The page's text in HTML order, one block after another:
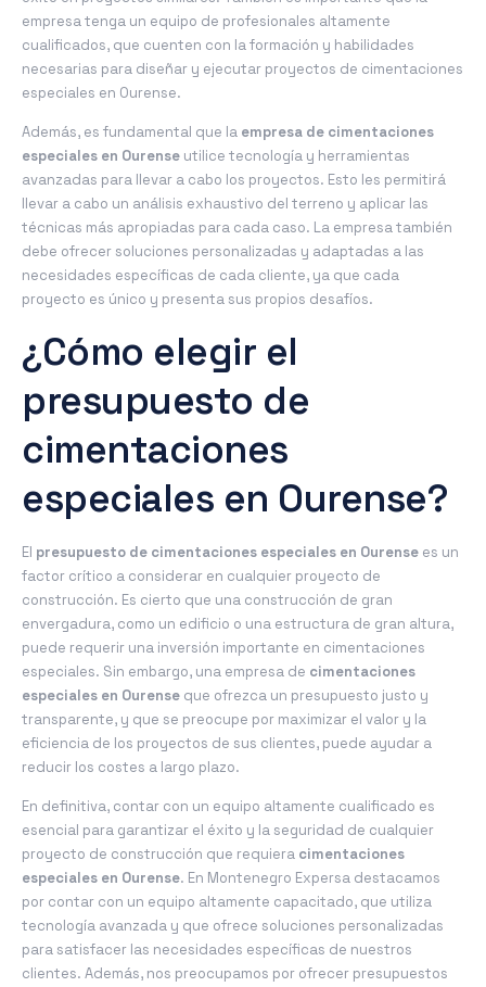
empresa tenga un equipo de profesionales altamente
cualificados, que cuenten con la formación y habilidades
necesarias para diseñar y ejecutar proyectos de cimentaciones
especiales en Ourense.
Además, es fundamental que la empresa de cimentaciones
especiales en Ourense utilice tecnología y herramientas
avanzadas para llevar a cabo los proyectos. Esto les permitirá
llevar a cabo un análisis exhaustivo del terreno y aplicar las
técnicas más apropiadas para cada caso. La empresa también
debe ofrecer soluciones personalizadas y adaptadas a las
necesidades específicas de cada cliente, ya que cada
proyecto es único y presenta sus propios desafíos.
¿Cómo elegir el
presupuesto de
cimentaciones
especiales en Ourense?
El presupuesto de cimentaciones especiales en Ourense es un
factor crítico a considerar en cualquier proyecto de
construcción. Es cierto que una construcción de gran
envergadura, como un edificio o una estructura de gran altura,
puede requerir una inversión importante en cimentaciones
especiales. Sin embargo, una empresa de cimentaciones
especiales en Ourense que ofrezca un presupuesto justo y
transparente, y que se preocupe por maximizar el valor y la
eficiencia de los proyectos de sus clientes, puede ayudar a
reducir los costes a largo plazo.
En definitiva, contar con un equipo altamente cualificado es
esencial para garantizar el éxito y la seguridad de cualquier
proyecto de construcción que requiera cimentaciones
especiales en Ourense. En Montenegro Expersa destacamos
por contar con un equipo altamente capacitado, que utiliza
tecnología avanzada y que ofrece soluciones personalizadas
para satisfacer las necesidades específicas de nuestros
clientes. Además, nos preocupamos por ofrecer presupuestos